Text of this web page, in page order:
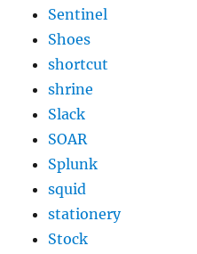
Sentinel
Shoes
shortcut
shrine
Slack
SOAR
Splunk
squid
stationery
Stock